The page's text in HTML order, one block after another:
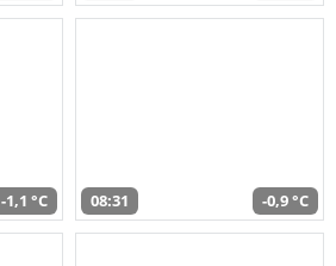
-1,1 °C 08:31 -0,9 °C